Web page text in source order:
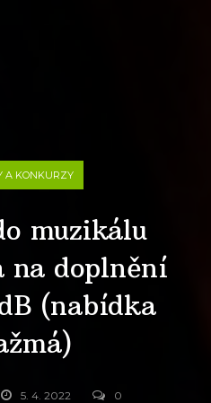
A KONKURZY
muzikálu
na doplnění
(nabídka
5. 4. 2022 0